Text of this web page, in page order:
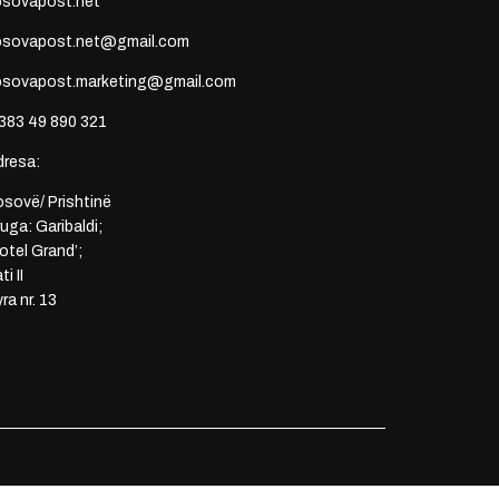
49 890 321
Prishtinë
Garibaldi;
Grand’;
II
nr. 13